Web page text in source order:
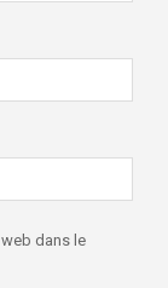
dans le